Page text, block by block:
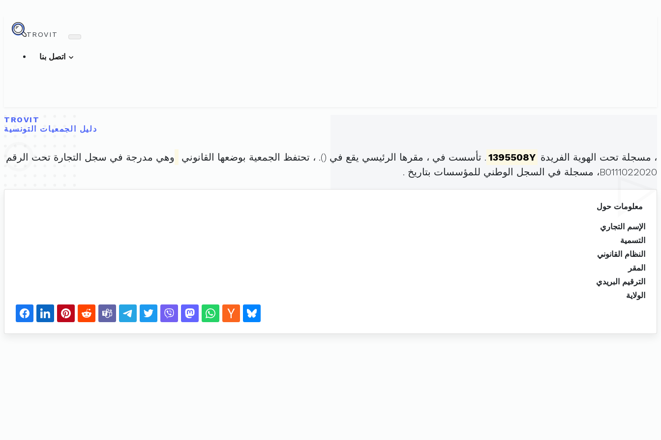
TROVIT
TROVIT
دليل الجمعيات التونسية
، مسجلة تحت الهوية الفريدة 1395508Y . تأسست في ، مقرها الرئيسي يقع في (). ، تحتفظ الجمعية بوضعها القانوني
وهي مدرجة في سجل التجارة تحت الرقم
B0111022020، مسجلة في السجل الوطني للمؤسسات بتاريخ .
معلومات حول
الإسم التجاري
التسمية
النظام القانوني
المقر
الترقيم البريدي
الولاية